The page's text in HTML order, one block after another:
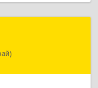
Железногорск г,